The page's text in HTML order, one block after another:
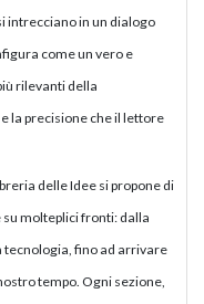
intrecciano in un dialogo
come un vero e
rilevanti della
la precisione che il lettore
delle Idee si propone di
molteplici fronti: dalla
tecnologia, fino ad arrivare
tempo. Ogni sezione,